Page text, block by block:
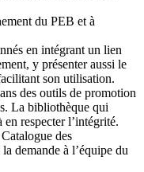
du PEB et à
en intégrant un lien
y présenter aussi le
son utilisation.
des outils de promotion
La bibliothèque qui
respecter l’intégrité.
des
demande à l’équipe du